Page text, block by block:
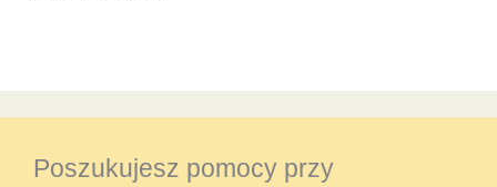
Poszukujesz pomocy przy